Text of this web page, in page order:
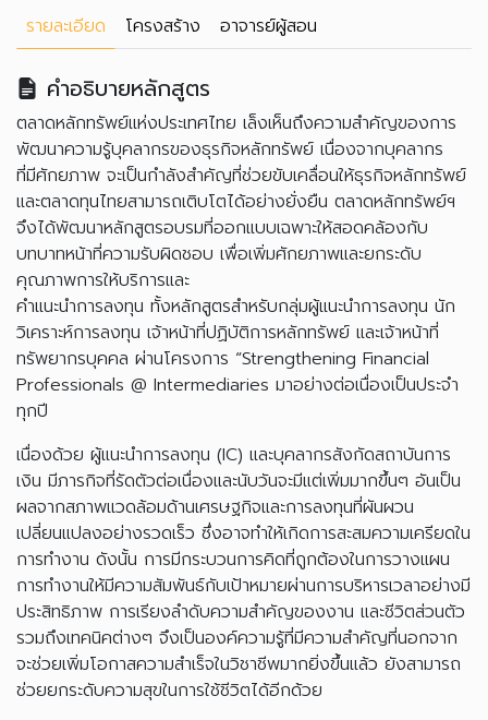
รายละเอียด โครงสร้าง อาจารย์ผู้สอน
คำอธิบายหลักสูตร
ตลาดหลักทรัพย์แห่งประเทศไทย เล็งเห็นถึงความสำคัญของการ
พัฒนาความรู้บุคลากรของธุรกิจหลักทรัพย์ เนื่องจากบุคลากร
ที่มีศักยภาพ จะเป็นกำลังสำคัญที่ช่วยขับเคลื่อนให้ธุรกิจหลักทรัพย์
และตลาดทุนไทยสามารถเติบโตได้อย่างยั่งยืน ตลาดหลักทรัพย์ฯ
จึงได้พัฒนาหลักสูตรอบรมที่ออกแบบเฉพาะให้สอดคล้องกับ
บทบาทหน้าที่ความรับผิดชอบ เพื่อเพิ่มศักยภาพและยกระดับ
คุณภาพการให้บริการและ
คำแนะนำการลงทุน ทั้งหลักสูตรสำหรับกลุ่มผู้แนะนำการลงทุน นัก
วิเคราะห์การลงทุน เจ้าหน้าที่ปฏิบัติการหลักทรัพย์ และเจ้าหน้าที่
ทรัพยากรบุคคล ผ่านโครงการ “Strengthening Financial
Professionals @ Intermediaries มาอย่างต่อเนื่องเป็นประจำ
ทุกปี
เนื่องด้วย ผู้แนะนำการลงทุน (IC) และบุคลากรสังกัดสถาบันการ
เงิน มีภารกิจที่รัดตัวต่อเนื่องและนับวันจะมีแต่เพิ่มมากขึ้นๆ อันเป็น
ผลจากสภาพแวดล้อมด้านเศรษฐกิจและการลงทุนที่ผันผวน
เปลี่ยนแปลงอย่างรวดเร็ว ซึ่งอาจทำให้เกิดการสะสมความเครียดใน
การทำงาน ดังนั้น การมีกระบวนการคิดที่ถูกต้องในการวางแผน
การทำงานให้มีความสัมพันธ์กับเป้าหมายผ่านการบริหารเวลาอย่างมี
ประสิทธิภาพ การเรียงลำดับความสำคัญของงาน และชีวิตส่วนตัว
รวมถึงเทคนิคต่างๆ จึงเป็นองค์ความรู้ที่มีความสำคัญที่นอกจาก
จะช่วยเพิ่มโอกาสความสำเร็จในวิชาชีพมากยิ่งขึ้นแล้ว ยังสามารถ
ช่วยยกระดับความสุขในการใช้ชีวิตได้อีกด้วย